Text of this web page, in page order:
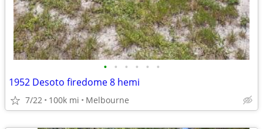
• • • • • •
1952 Desoto firedome 8 hemi
7/22 100k mi Melbourne